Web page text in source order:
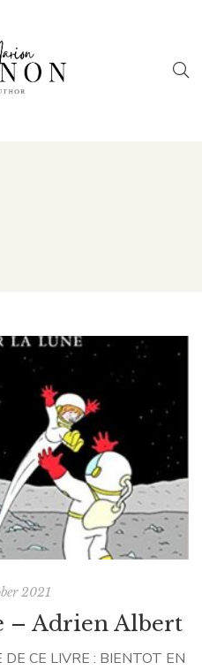
2021
– Adrien Albert
CE LIVRE : BIENTOT EN